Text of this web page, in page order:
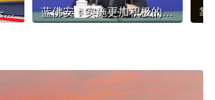
控股汽车之家，家电巨头海尔加码布局汽车产业链 蓝佛安：实施更加积极的财政政策 推动经济持续回升向好